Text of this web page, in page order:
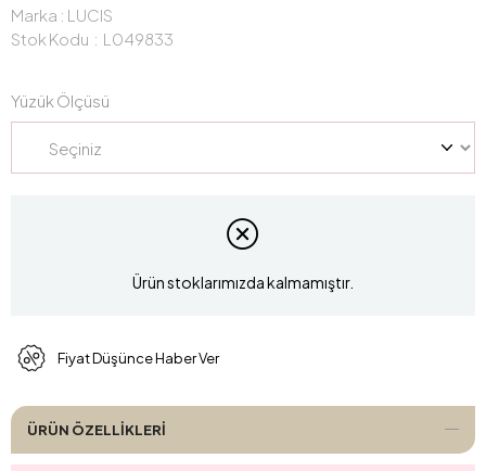
Marka : LUCIS
Stok Kodu
L049833
Yüzük Ölçüsü
Ürün stoklarımızda kalmamıştır.
Fiyat Düşünce Haber Ver
ÜRÜN ÖZELLIKLERI